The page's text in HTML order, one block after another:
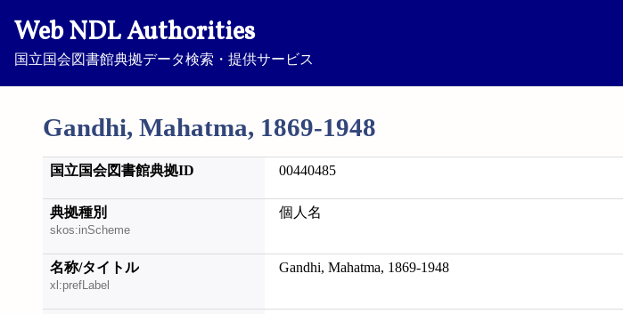
Web NDL Authorities
国立国会図書館典拠データ検索・提供サービス
Gandhi, Mahatma, 1869-1948
国立国会図書館典拠ID 00440485
典拠種別
skos:inScheme
個人名
名称/タイトル
xl:prefLabel
Gandhi, Mahatma, 1869-1948